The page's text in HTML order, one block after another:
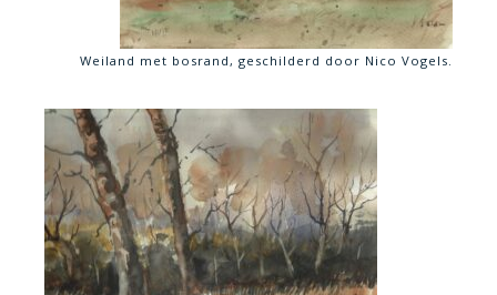
Weiland met bosrand, geschilderd door Nico Vogels.